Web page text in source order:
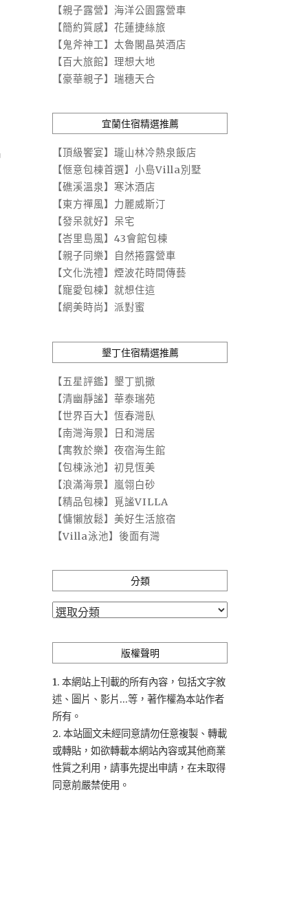
【親子露營】海洋公園露營車
【簡約質感】花蓮捷絲旅
【鬼斧神工】太魯閣晶英酒店
【百大旅館】理想大地
【豪華親子】瑞穗天合
宜蘭住宿精選推薦
【頂級饗宴】瓏山林冷熱泉飯店
【愜意包棟首選】小島Villa別墅
【礁溪溫泉】寒沐酒店
【東方禪風】力麗威斯汀
【發呆就好】呆宅
【峇里島風】43會館包棟
【親子同樂】自然捲露營車
【文化洗禮】煙波花時間傳藝
【寵愛包棟】就想住這
【網美時尚】派對蜜
墾丁住宿精選推薦
【五星評鑑】墾丁凱撒
【清幽靜謐】華泰瑞苑
【世界百大】恆春灣臥
【南灣海景】日和灣居
【寓教於樂】夜宿海生館
【包棟泳池】初見恆美
【浪滿海景】嵐翎白砂
【精品包棟】覓謐VILLA
【慵懶放鬆】美好生活旅宿
【Villa泳池】後面有灣
分類
分
版權聲明
1. 本網站上刊載的所有內容，包括文字敘
述、圖片、影片...等，著作權為本站作者
所有。
2. 本站圖文未經同意請勿任意複製、轉載
或轉貼，如欲轉載本網站內容或其他商業
性質之利用，請事先提出申請，在未取得
同意前嚴禁使用。